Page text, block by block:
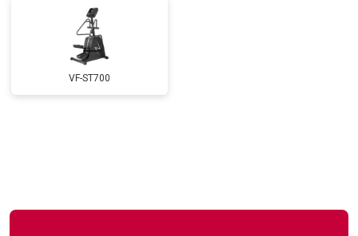
VF-ST700